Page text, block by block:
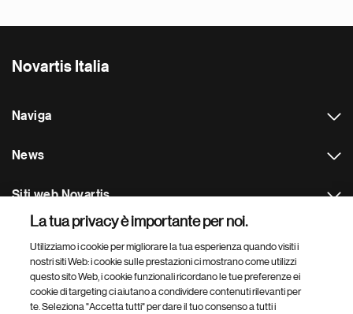
Novartis Italia
Naviga
News
Siti web Novartis
Footer Site Search
La tua privacy è importante per noi.
Utilizziamo i cookie per migliorare la tua esperienza quando visiti i
nostri siti Web: i cookie sulle prestazioni ci mostrano come utilizzi
questo sito Web, i cookie funzionali ricordano le tue preferenze ei
cookie di targeting ci aiutano a condividere contenuti rilevanti per
te. Seleziona "Accetta tutti" per dare il tuo consenso a tutti i